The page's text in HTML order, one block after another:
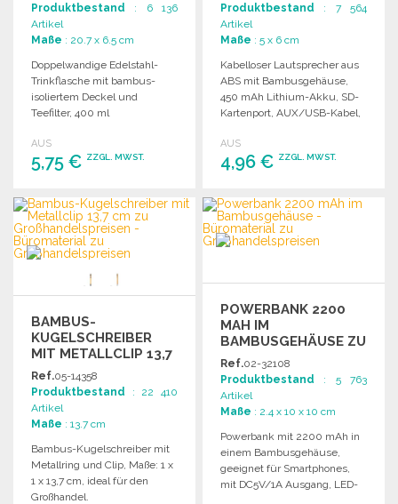
Produktbestand : 6 136
Artikel
Maße : 20.7 x 6.5 cm
Doppelwandige Edelstahl-
Trinkflasche mit bambus-
isoliertem Deckel und
Teefilter, 400 ml
Getränke unterwegs.
AUS
5,75 € ZZGL. MWST.
BESTELLEN
Angebot anfordern
Produktbestand : 7 564
Artikel
Maße : 5 x 6 cm
Kabelloser Lautsprecher aus
ABS mit Bambusgehäuse,
450 mAh Lithium-Akku, SD-
Kartenport, AUX/USB-Kabel,
AUS
4,96 € ZZGL. MWST.
BESTELLEN
Angebot anfordern
BAMBUS-
KUGELSCHREIBER
MIT METALLCLIP 13,7
CM
Ref.05-14358
Produktbestand : 22 410
Artikel
Maße : 13.7 cm
Bambus-Kugelschreiber mit
Metallring und Clip, Maße: 1 x
1 x 13,7 cm, ideal für den
Großhandel.
POWERBANK 2200
MAH IM
BAMBUSGEHÄUSE ZU
GROSSHANDELSPREISEN
Ref.02-32108
Produktbestand : 5 763
Artikel
Maße : 2.4 x 10 x 10 cm
Powerbank mit 2200 mAh in
einem Bambusgehäuse,
geeignet für Smartphones,
mit DC5V/1A Ausgang, LED-